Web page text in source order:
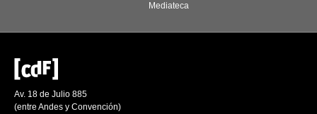
Mediateca
Av. 18 de Julio 885
(entre Andes y Convención)